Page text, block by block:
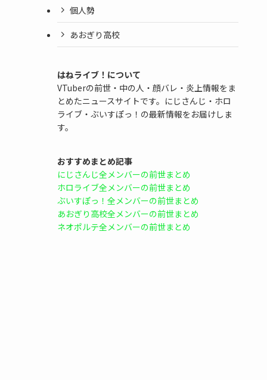
個人勢
あおぎり高校
はねライブ！について
VTuberの前世・中の人・顔バレ・炎上情報をま
とめたニュースサイトです。にじさんじ・ホロ
ライブ・ぶいすぽっ！の最新情報をお届けしま
す。
おすすめまとめ記事
にじさんじ全メンバーの前世まとめ
ホロライブ全メンバーの前世まとめ
ぶいすぽっ！全メンバーの前世まとめ
あおぎり高校全メンバーの前世まとめ
ネオポルテ全メンバーの前世まとめ